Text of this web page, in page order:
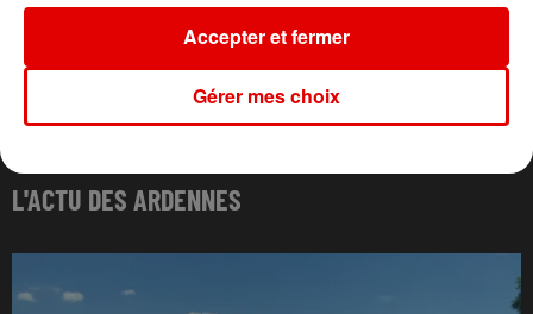
L'ACTU DES ARDENNES
Gérer mes choix
Accepter et fermer